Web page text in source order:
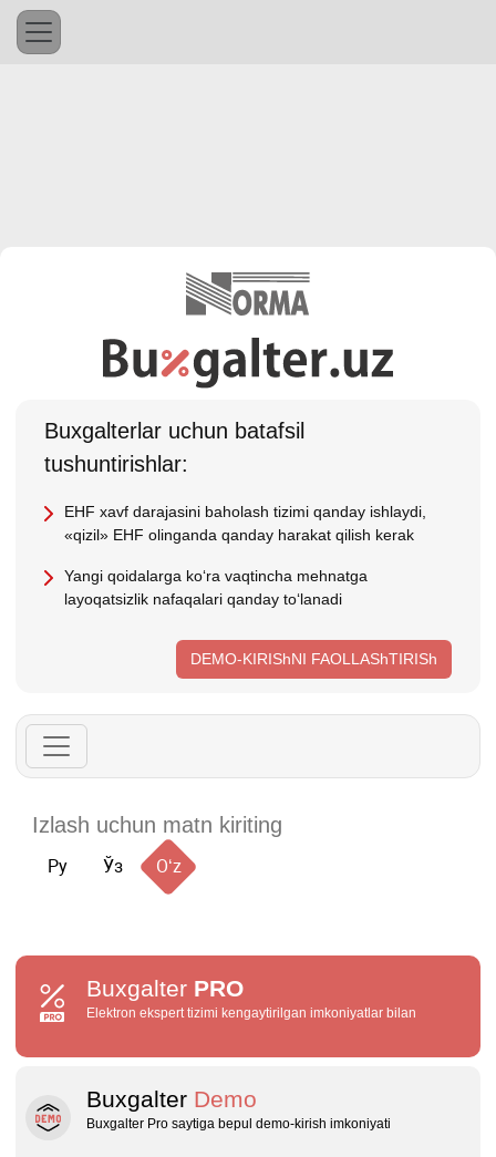
Buхgalterlar uchun batafsil
tushuntirishlar:
EHF хavf darajasini baholash tizimi qanday ishlaydi,
«qizil» EHF olinganda qanday harakat qilish kerak
Yangi qoidalarga koʻra vaqtincha mehnatga
layoqatsizlik nafaqalari qanday toʻlanadi
DEMO-KIRIShNI FAOLLAShTIRISh
Ру Ўз Oʻz
Buxgalter PRO
Elektron ekspert tizimi kengaytirilgan imkoniyatlar bilan
Buxgalter Demo
Buxgalter Pro saytiga bepul demo‑kirish imkoniyati